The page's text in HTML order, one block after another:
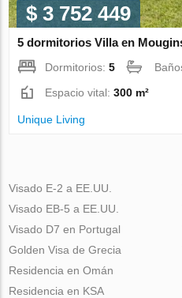
$ 3 752 449
5 dormitorios Villa en
Dormitorios:5
Espacio vital:300 m²
Unique Living
Visado E-2 a EE.UU.
Visado EB-5 a EE.UU.
Visado D7 en Portugal
Golden Visa de Grecia
Residencia en Omán
Residencia en KSA